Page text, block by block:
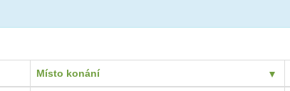
Místo konání